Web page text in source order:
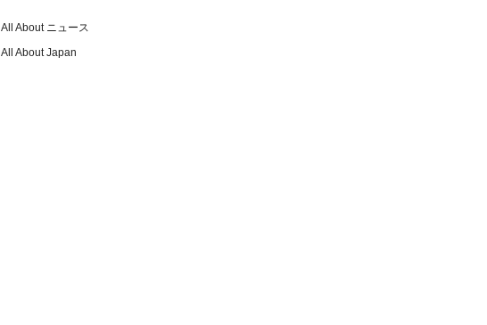
All About ニュース
All About Japan